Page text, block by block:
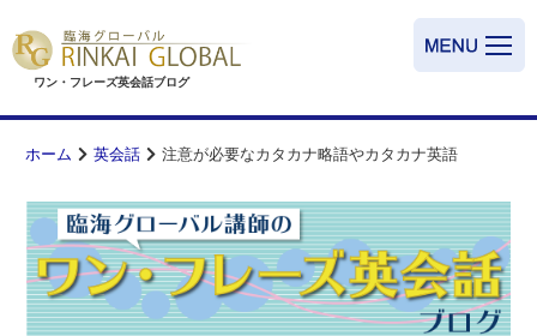
ワン・フレーズ英会話ブログ
ホーム 英会話 注意が必要なカタカナ略語やカタカナ英語